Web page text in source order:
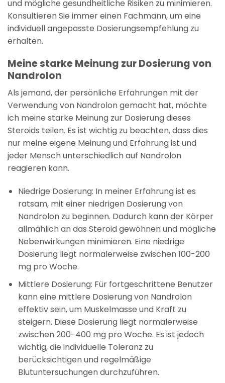
und mögliche gesundheitliche Risiken zu minimieren.
Konsultieren Sie immer einen Fachmann, um eine
individuell angepasste Dosierungsempfehlung zu
erhalten.
Meine starke Meinung zur Dosierung von
Nandrolon
Als jemand, der persönliche Erfahrungen mit der
Verwendung von Nandrolon gemacht hat, möchte
ich meine starke Meinung zur Dosierung dieses
Steroids teilen. Es ist wichtig zu beachten, dass dies
nur meine eigene Meinung und Erfahrung ist und
jeder Mensch unterschiedlich auf Nandrolon
reagieren kann.
Niedrige Dosierung: In meiner Erfahrung ist es
ratsam, mit einer niedrigen Dosierung von
Nandrolon zu beginnen. Dadurch kann der Körper
allmählich an das Steroid gewöhnen und mögliche
Nebenwirkungen minimieren. Eine niedrige
Dosierung liegt normalerweise zwischen 100-200
mg pro Woche.
Mittlere Dosierung: Für fortgeschrittene Benutzer
kann eine mittlere Dosierung von Nandrolon
effektiv sein, um Muskelmasse und Kraft zu
steigern. Diese Dosierung liegt normalerweise
zwischen 200-400 mg pro Woche. Es ist jedoch
wichtig, die individuelle Toleranz zu
berücksichtigen und regelmäßige
Blutuntersuchungen durchzuführen.